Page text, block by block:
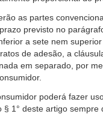
as partes
previsto no
a sete nem
de adesão, a
em separado, por
poderá fazer
§ 1° deste artigo sempre